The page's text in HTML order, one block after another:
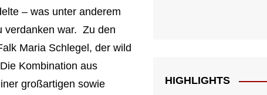
– was unter anderem
verdanken war. Zu den
Maria Schlegel, der wild
Kombination aus
großartigen sowie
HIGHLIGHTS